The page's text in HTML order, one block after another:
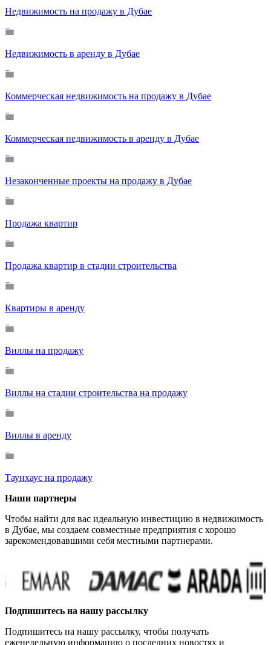
Недвижимость на продажу в Дубае
Недвижимость в аренду в Дубае
Коммерческая недвижимость на продажу в Дубае
Коммерческая недвижимость в аренду в Дубае
Незаконченные проекты на продажу в Дубае
Продажа квартир
Продажа квартир в стадии строительства
Квартиры в аренду
Виллы на продажу
Виллы на стадии строительства на продажу
Виллы в аренду
Таунхаус на продажу
Наши партнеры
Чтобы найти для вас идеальную инвестицию в недвижимость
в Дубае, мы создаем совместные предприятия с хорошо
зарекомендовавшими себя местными партнерами.
Подпишитесь на нашу рассылку
Подпишитесь на нашу рассылку, чтобы получать
еженедельную информацию о последних новостях и